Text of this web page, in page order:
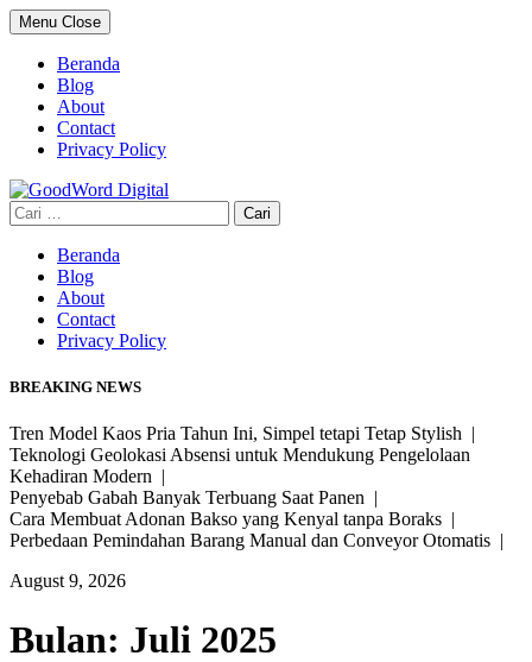
Skip
to
content
Menu Close
Beranda
Blog
About
Contact
Privacy Policy
Cari
untuk:
Beranda
Blog
About
Contact
Privacy Policy
BREAKING NEWS
Tren Model Kaos Pria Tahun Ini, Simpel tetapi Tetap Stylish |
Teknologi Geolokasi Absensi untuk Mendukung Pengelolaan
Kehadiran Modern |
Penyebab Gabah Banyak Terbuang Saat Panen |
Cara Membuat Adonan Bakso yang Kenyal tanpa Boraks |
Perbedaan Pemindahan Barang Manual dan Conveyor Otomatis |
August 9, 2026
Bulan: Juli 2025